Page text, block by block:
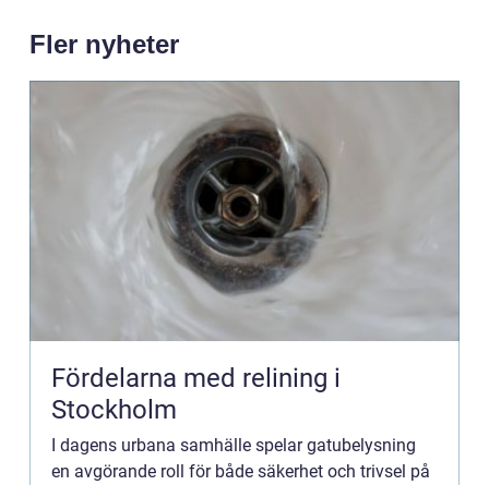
Fler nyheter
Fördelarna med relining i
Stockholm
I dagens urbana samhälle spelar gatubelysning
en avgörande roll för både säkerhet och trivsel på